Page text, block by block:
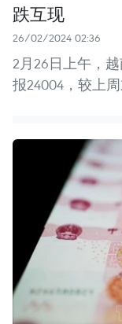
跌互现
26/02/2024 02:36
2月26日上午，
报24004，较上